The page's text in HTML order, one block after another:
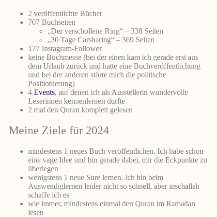
2 veröffentlichte Bücher
707 Buchseiten
„Der verschollene Ring“ – 338 Seiten
„30 Tage Carsharing“ – 369 Seiten
177 Instagram-Follower
keine Buchmesse (bei der einen kam ich gerade erst aus
dem Urlaub zurück und hatte eine Buchveröffentlichung
und bei der anderen störte mich die politische
Positionierung)
4 Events, auf denen ich als Ausstellerin wundervolle
Leserinnen kennenlernen durfte
2 mal den Quran komplett gelesen
Meine Ziele für 2024
mindestens 1 neues Buch veröffentlichen. Ich habe schon
eine vage Idee und bin gerade dabei, mir die Eckpunkte zu
überlegen
wenigstens 1 neue Sure lernen. Ich bin beim
Auswendiglernen leider nicht so schnell, aber inschallah
schaffe ich es
wie immer, mindestens einmal den Quran im Ramadan
lesen